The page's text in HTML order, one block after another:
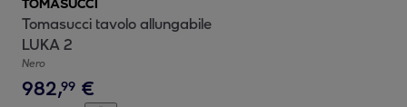
TOMASUCCI
Tomasucci tavolo allungabile
LUKA 2
Nero
982,99 €